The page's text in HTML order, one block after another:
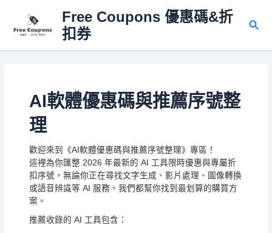
Free Coupons 優惠碼&折
扣券
搜
AI軟體優惠碼與推薦序號整
理
歡迎來到《AI軟體優惠碼與推薦序號整理》專區！
這裡為你匯整 2026 年最新的 AI 工具限時優惠與專屬折
扣序號，無論你正在尋找文字生成、影片處理、圖像轉換
或語音辨識等 AI 服務，我們都幫你找到最划算的購買方
案。
推薦收錄的 AI 工具包含：